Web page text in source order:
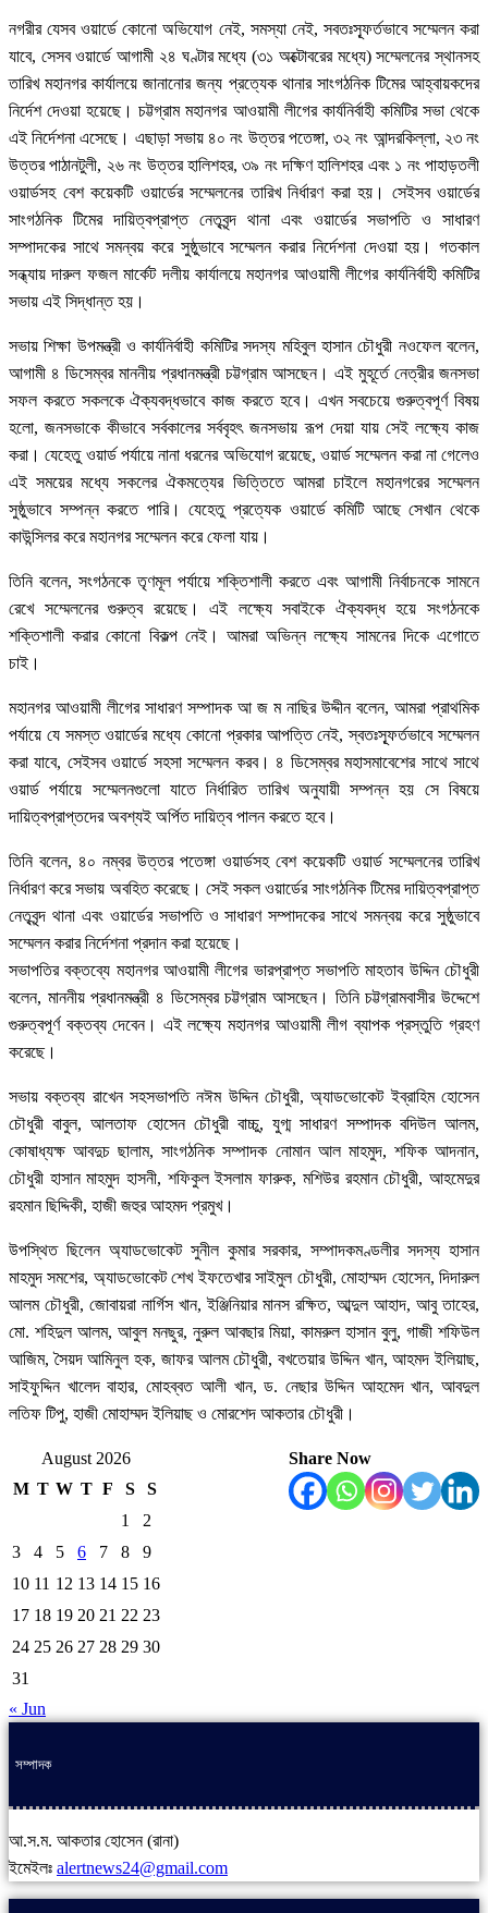
নগরীর যেসব ওয়ার্ডে কোনো অভিযোগ নেই, সমস্যা নেই, সবতঃস্ফূর্তভাবে সম্মেলন করা
যাবে, সেসব ওয়ার্ডে আগামী ২৪ ঘণ্টার মধ্যে (৩১ অক্টোবরের মধ্যে) সম্মেলনের স্থানসহ
তারিখ মহানগর কার্যালয়ে জানানোর জন্য প্রত্যেক থানার সাংগঠনিক টিমের আহ্বায়কদের
নির্দেশ দেওয়া হয়েছে। চট্টগ্রাম মহানগর আওয়ামী লীগের কার্যনির্বাহী কমিটির সভা থেকে
এই নির্দেশনা এসেছে। এছাড়া সভায় ৪০ নং উত্তর পতেঙ্গা, ৩২ নং আন্দরকিল্লা, ২৩ নং
উত্তর পাঠানটুলী, ২৬ নং উত্তর হালিশহর, ৩৯ নং দক্ষিণ হালিশহর এবং ১ নং পাহাড়তলী
ওয়ার্ডসহ বেশ কয়েকটি ওয়ার্ডের সম্মেলনের তারিখ নির্ধারণ করা হয়। সেইসব ওয়ার্ডের
সাংগঠনিক টিমের দায়িত্বপ্রাপ্ত নেতৃবৃন্দ থানা এবং ওয়ার্ডের সভাপতি ও সাধারণ
সম্পাদকের সাথে সমন্বয় করে সুষ্ঠুভাবে সম্মেলন করার নির্দেশনা দেওয়া হয়। গতকাল
সন্ধ্যায় দারুল ফজল মার্কেট দলীয় কার্যালয়ে মহানগর আওয়ামী লীগের কার্যনির্বাহী কমিটির
সভায় এই সিদ্ধান্ত হয়।
সভায় শিক্ষা উপমন্ত্রী ও কার্যনির্বাহী কমিটির সদস্য মহিবুল হাসান চৌধুরী নওফেল বলেন,
আগামী ৪ ডিসেম্বর মাননীয় প্রধানমন্ত্রী চট্টগ্রাম আসছেন। এই মুহূর্তে নেত্রীর জনসভা
সফল করতে সকলকে ঐক্যবদ্ধভাবে কাজ করতে হবে। এখন সবচেয়ে গুরুত্বপূর্ণ বিষয়
হলো, জনসভাকে কীভাবে সর্বকালের সর্ববৃহৎ জনসভায় রূপ দেয়া যায় সেই লক্ষ্যে কাজ
করা। যেহেতু ওয়ার্ড পর্যায়ে নানা ধরনের অভিযোগ রয়েছে, ওয়ার্ড সম্মেলন করা না গেলেও
এই সময়ের মধ্যে সকলের ঐকমত্যের ভিত্তিতে আমরা চাইলে মহানগরের সম্মেলন
সুষ্ঠুভাবে সম্পন্ন করতে পারি। যেহেতু প্রত্যেক ওয়ার্ডে কমিটি আছে সেখান থেকে
কাউন্সিলর করে মহানগর সম্মেলন করে ফেলা যায়।
তিনি বলেন, সংগঠনকে তৃণমূল পর্যায়ে শক্তিশালী করতে এবং আগামী নির্বাচনকে সামনে
রেখে সম্মেলনের গুরুত্ব রয়েছে। এই লক্ষ্যে সবাইকে ঐক্যবদ্ধ হয়ে সংগঠনকে
শক্তিশালী করার কোনো বিকল্প নেই। আমরা অভিন্ন লক্ষ্যে সামনের দিকে এগোতে
চাই।
মহানগর আওয়ামী লীগের সাধারণ সম্পাদক আ জ ম নাছির উদ্দীন বলেন, আমরা প্রাথমিক
পর্যায়ে যে সমস্ত ওয়ার্ডের মধ্যে কোনো প্রকার আপত্তি নেই, স্বতঃস্ফূর্তভাবে সম্মেলন
করা যাবে, সেইসব ওয়ার্ডে সহসা সম্মেলন করব। ৪ ডিসেম্বর মহাসমাবেশের সাথে সাথে
ওয়ার্ড পর্যায়ে সম্মেলনগুলো যাতে নির্ধারিত তারিখ অনুযায়ী সম্পন্ন হয় সে বিষয়ে
দায়িত্বপ্রাপ্তদের অবশ্যই অর্পিত দায়িত্ব পালন করতে হবে।
তিনি বলেন, ৪০ নম্বর উত্তর পতেঙ্গা ওয়ার্ডসহ বেশ কয়েকটি ওয়ার্ড সম্মেলনের তারিখ
নির্ধারণ করে সভায় অবহিত করেছে। সেই সকল ওয়ার্ডের সাংগঠনিক টিমের দায়িত্বপ্রাপ্ত
নেতৃবৃন্দ থানা এবং ওয়ার্ডের সভাপতি ও সাধারণ সম্পাদকের সাথে সমন্বয় করে সুষ্ঠুভাবে
সম্মেলন করার নির্দেশনা প্রদান করা হয়েছে।
সভাপতির বক্তব্যে মহানগর আওয়ামী লীগের ভারপ্রাপ্ত সভাপতি মাহতাব উদ্দিন চৌধুরী
বলেন, মাননীয় প্রধানমন্ত্রী ৪ ডিসেম্বর চট্টগ্রাম আসছেন। তিনি চট্টগ্রামবাসীর উদ্দেশে
গুরুত্বপূর্ণ বক্তব্য দেবেন। এই লক্ষ্যে মহানগর আওয়ামী লীগ ব্যাপক প্রস্তুতি গ্রহণ
করেছে।
সভায় বক্তব্য রাখেন সহসভাপতি নঈম উদ্দিন চৌধুরী, অ্যাডভোকেট ইব্রাহিম হোসেন
চৌধুরী বাবুল, আলতাফ হোসেন চৌধুরী বাচ্চু, যুগ্ম সাধারণ সম্পাদক বদিউল আলম,
কোষাধ্যক্ষ আবদুচ ছালাম, সাংগঠনিক সম্পাদক নোমান আল মাহমুদ, শফিক আদনান,
চৌধুরী হাসান মাহমুদ হাসনী, শফিকুল ইসলাম ফারুক, মশিউর রহমান চৌধুরী, আহমেদুর
রহমান ছিদ্দিকী, হাজী জহুর আহমদ প্রমুখ।
উপস্থিত ছিলেন অ্যাডভোকেট সুনীল কুমার সরকার, সম্পাদকমণ্ডলীর সদস্য হাসান
মাহমুদ সমশের, অ্যাডভোকেট শেখ ইফতেখার সাইমুল চৌধুরী, মোহাম্মদ হোসেন, দিদারুল
আলম চৌধুরী, জোবায়রা নার্গিস খান, ইঞ্জিনিয়ার মানস রক্ষিত, আব্দুল আহাদ, আবু তাহের,
মো. শহিদুল আলম, আবুল মনছুর, নুরুল আবছার মিয়া, কামরুল হাসান বুলু, গাজী শফিউল
আজিম, সৈয়দ আমিনুল হক, জাফর আলম চৌধুরী, বখতেয়ার উদ্দিন খান, আহমদ ইলিয়াছ,
সাইফুদ্দিন খালেদ বাহার, মোহব্বত আলী খান, ড. নেছার উদ্দিন আহমেদ খান, আবদুল
লতিফ টিপু, হাজী মোহাম্মদ ইলিয়াছ ও মোরশেদ আকতার চৌধুরী।
Share Now
August 2026
M T W T F S
S
1
2
3
4 5 6 7 8
9
10 11 12 13 14 15 16
17 18 19 20 21 22 23
24 25 26 27 28 29 30
31
« Jun
সম্পাদক
আ.স.ম. আকতার হোসেন (রানা)
ইমেইলঃ alertnews24@gmail.com